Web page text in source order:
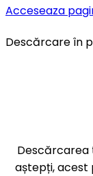
Acceseaza
Descărcare în
Descărcarea
aștepți, acest